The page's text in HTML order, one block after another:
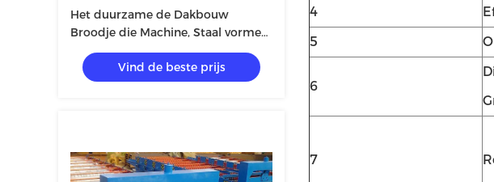
Het duurzame de Dakbouw
Broodje die Machine, Staal vormen
kleurde Verglaasde Tegel Makend
Machine Vind de beste prijs
4
5
6
7